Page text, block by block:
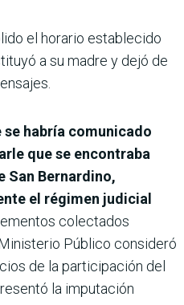
el horario establecido
a su madre y dejó de
se habría comunicado
que se encontraba
San Bernardino,
el régimen judicial
colectados
Público consideró
de la participación del
la imputación